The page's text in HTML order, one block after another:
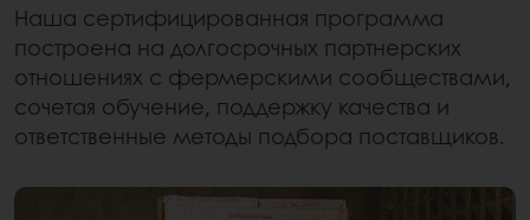
Наша сертифицированная программа
построена на долгосрочных партнерских
отношениях с фермерскими сообществами,
сочетая обучение, поддержку качества и
ответственные методы подбора поставщиков.